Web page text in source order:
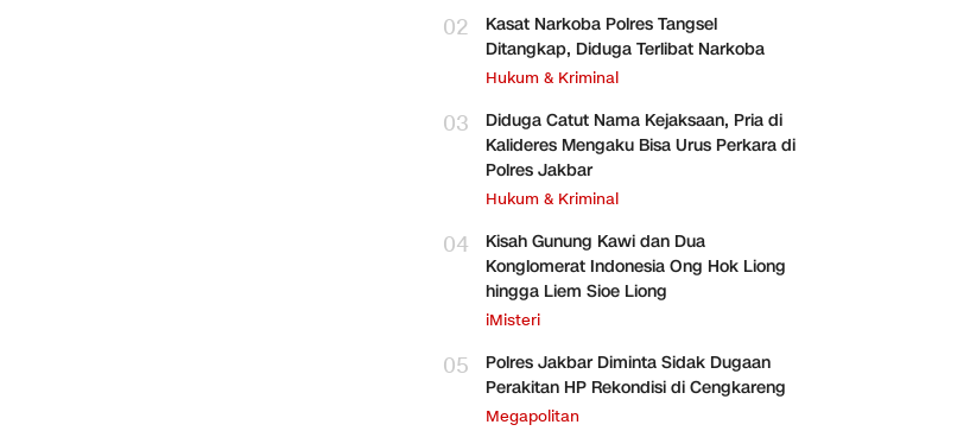
02
Kasat Narkoba Polres Tangsel
Ditangkap, Diduga Terlibat Narkoba
Hukum & Kriminal
03
Diduga Catut Nama Kejaksaan, Pria di
Kalideres Mengaku Bisa Urus Perkara di
Polres Jakbar
Hukum & Kriminal
04
Kisah Gunung Kawi dan Dua
Konglomerat Indonesia Ong Hok Liong
hingga Liem Sioe Liong
iMisteri
05
Polres Jakbar Diminta Sidak Dugaan
Perakitan HP Rekondisi di Cengkareng
Megapolitan